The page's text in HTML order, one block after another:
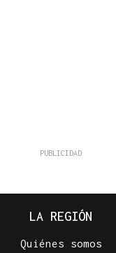
LA REGIÓN
Quiénes somos